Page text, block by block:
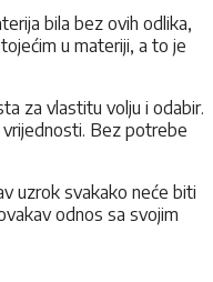
bila bez ovih odlika,
u materiji, a to je
za vlastitu volju i odabir.
Bez potrebe
uzrok svakako neće biti
odnos sa svojim